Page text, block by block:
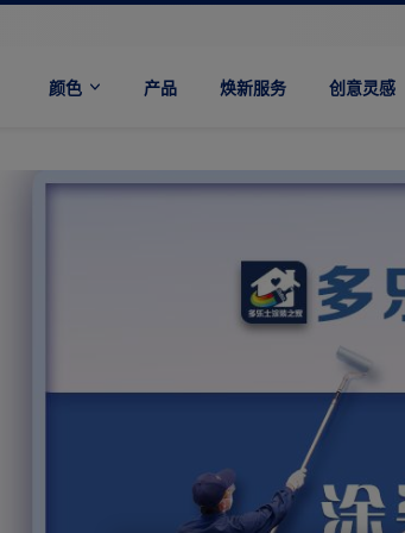
颜色 产品 焕新服务 创意灵感